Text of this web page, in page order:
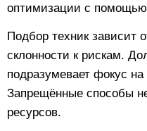
оптимизации с помощью
Подбор техник зависит
склонности к рискам.
подразумевает фокус
Запрещённые способы
ресурсов.